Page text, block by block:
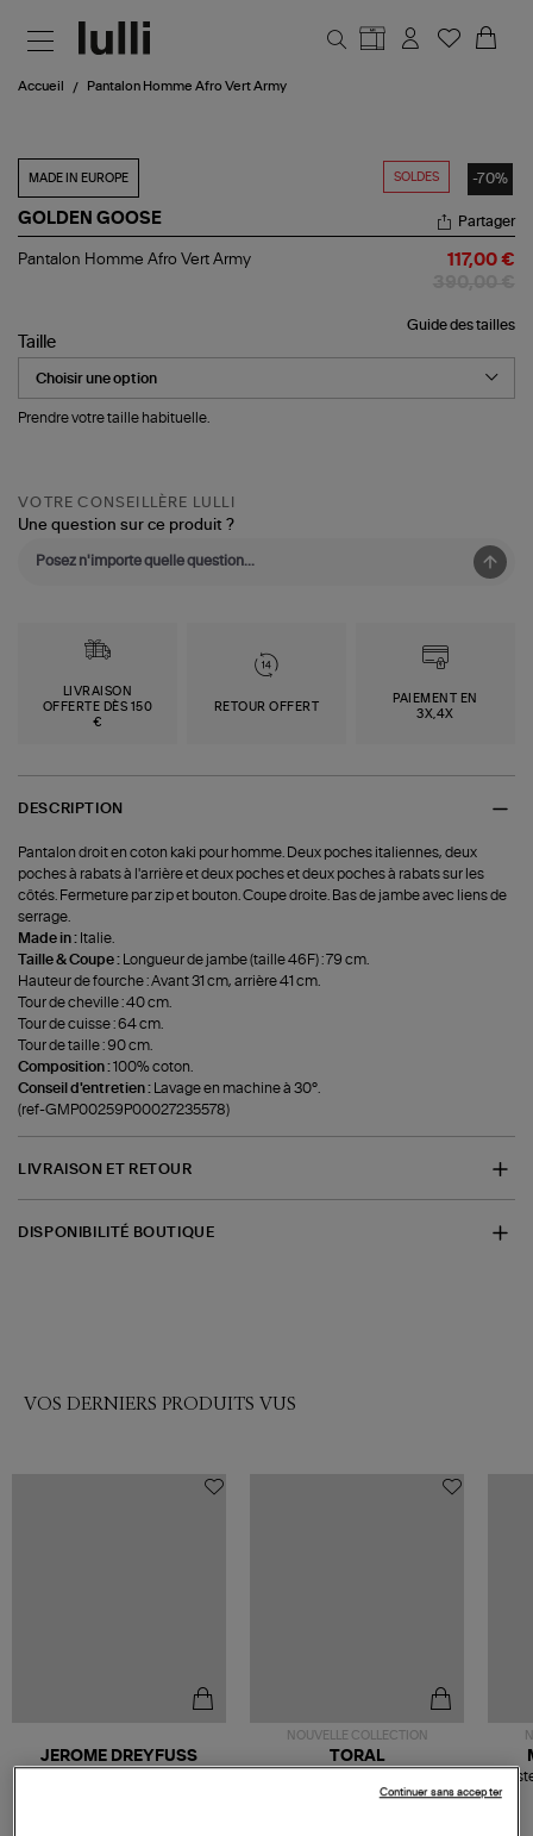
Accueil Pantalon Homme Afro Vert Army
SOLDES -70%
MADE IN EUROPE
GOLDEN GOOSE
Pantalon
Army
Partager
Pantalon Homme Afro Vert Army 117,00 €
Guide des tailles
Taille
Prendre votre taille habituelle.
VOTRE CONSEILLÈRE LULLI
Une question sur ce produit ?
LIVRAISON
OFFERTE DÈS 150
€
RETOUR OFFERT
PAIEMENT EN
3X,4X
DESCRIPTION
Pantalon droit en coton kaki pour homme. Deux poches italiennes, deux
poches à rabats à l'arrière et deux poches et deux poches à rabats sur les
côtés. Fermeture par zip et bouton. Coupe droite. Bas de jambe avec liens de
serrage.
Made in : Italie.
Taille & Coupe :
Longueur de jambe (taille 46F) : 79 cm.
Hauteur de fourche : Avant 31 cm, arrière 41 cm.
Tour de cheville : 40 cm.
Tour de cuisse : 64 cm.
Tour de taille : 90 cm.
Composition :100% coton.
Conseil d'entretien :
Lavage en machine à 30°.
(ref-GMP00259P00027235578)
LIVRAISON ET RETOUR
DISPONIBILITÉ BOUTIQUE
VOS DERNIERS PRODUITS VUS
JEROME DREYFUSS
NOUVELLE COLLECTION
189,00 €
TORAL
MousseContinuer sans accepter